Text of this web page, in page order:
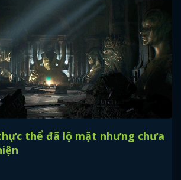
thể đã lộ mặt nhưng chưa